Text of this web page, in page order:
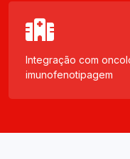
Integração com
imunofenotipagem